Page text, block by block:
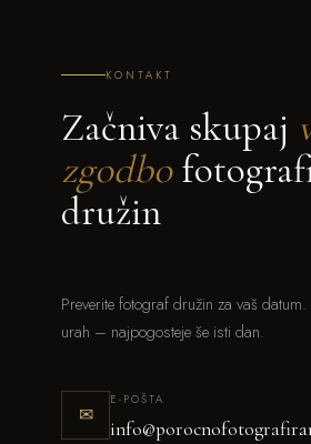
KONTAKT
Začniva skupaj
zgodbo
družin
Preverite fotograf družin za vaš
urah – najpogosteje še isti dan.
✉
E-POŠTA